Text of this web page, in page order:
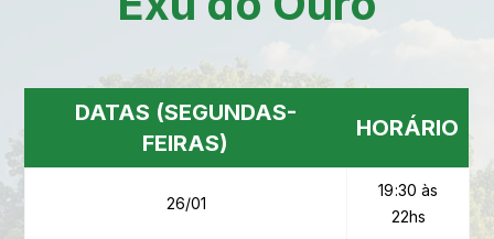
DATAS (SEGUNDAS-
FEIRAS)
HORÁRIO
26/01
19:30 às
22hs